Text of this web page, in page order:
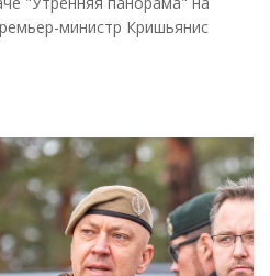
министр Кришьянис